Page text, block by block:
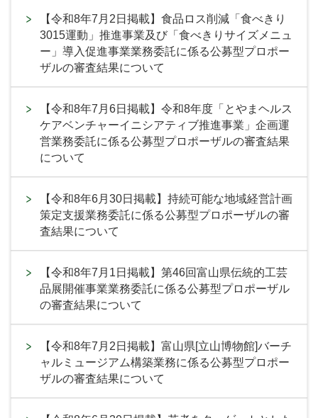
【令和8年7月2日掲載】食品ロス削減「食べきり
3015運動」推進事業及び「食べきりサイズメニュ
ー」導入促進事業業務委託に係る公募型プロポー
ザルの審査結果について
【令和8年7月6日掲載】令和8年度「とやまヘルス
ケアベンチャーイニシアティブ推進事業」企画運
営業務委託に係る公募型プロポーザルの審査結果
について
【令和8年6月30日掲載】持続可能な地域経営計画
策定支援業務委託に係る公募型プロポーザルの審
査結果について
【令和8年7月1日掲載】第46回富山県伝統的工芸
品展開催事業業務委託に係る公募型プロポーザル
の審査結果について
【令和8年7月2日掲載】富山県[立山博物館]バーチ
ャルミュージアム構築業務に係る公募型プロポー
ザルの審査結果について